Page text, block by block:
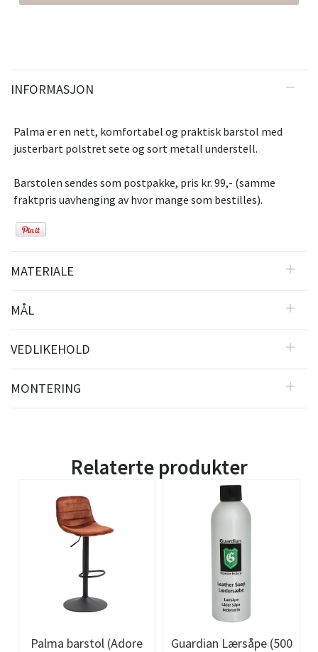
INFORMASJON
Palma er en nett, komfortabel og praktisk barstol med
justerbart polstret sete og sort metall understell.
Barstolen sendes som postpakke, pris kr. 99,- (samme
fraktpris uavhenging av hvor mange som bestilles).
MATERIALE
MÅL
VEDLIKEHOLD
MONTERING
Relaterte produkter
Palma barstol (Adore
Guardian Lærsåpe (500